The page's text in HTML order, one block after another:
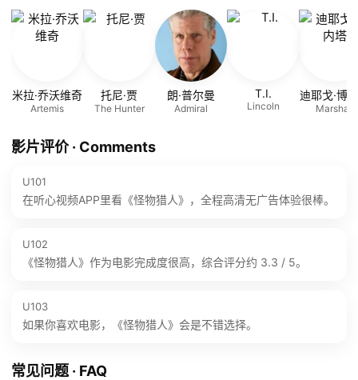
米拉·乔沃维奇
Artemis
托尼·贾
The Hunter
朗·普尔曼
Admiral
T.I.
Lincoln
迪耶戈·博
Marshall
影片评价 · Comments
U101
在听心视频APP里看《怪物猎人》，全程高清无广告体验很棒。
U102
《怪物猎人》作为电影完成度很高，综合评分约 3.3 / 5。
U103
如果你喜欢电影，《怪物猎人》会是不错选择。
常见问题 · FAQ